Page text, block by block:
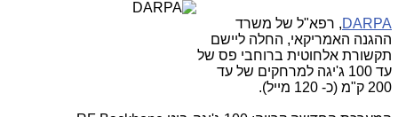
DARPA, רפא"ל של משרד
ההגנה האמריקאי, החלה ליישם
תקשורת אלחוטית ברוחבי פס של
עד 100 ג'יגה למרחקים של עד
200 ק"מ (כ- 120 מייל).